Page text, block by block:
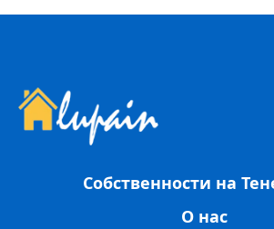
Собственности на
О нас